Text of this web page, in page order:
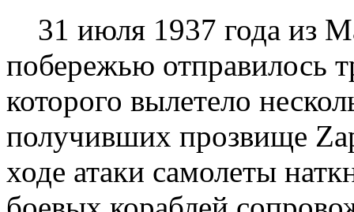
31 июля 1937 года из
побережью отправилось
которого вылетело
получивших прозвище
ходе атаки самолеты